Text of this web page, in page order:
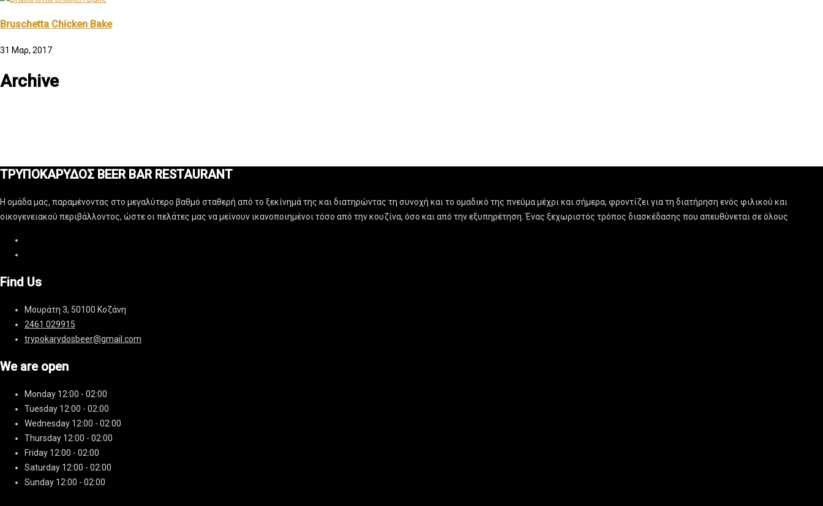
Bruschetta Chicken Bake
31 Μαρ, 2017
Archive
ΤΡΥΠΟΚΑΡΥΔΟΣ BEER BAR RESTAURANT
Η ομάδα μας, παραμένοντας στο μεγαλύτερο βαθμό σταθερή από το ξεκίνημά της και διατηρώντας τη συνοχή και το ομαδικό της πνεύμα μέχρι και σήμερα, φροντίζει για τη διατήρηση ενός φιλικού και
οικογενειακού περιβάλλοντος, ώστε οι πελάτες μας να μείνουν ικανοποιημένοι τόσο από την κουζίνα, όσο και από την εξυπηρέτηση. Ένας ξεχωριστός τρόπος διασκέδασης που απευθύνεται σε όλους
Find Us
Μουράτη 3, 50100 Κοζάνη
2461 029915
trypokarydosbeer@gmail.com
We are open
Monday 12:00 - 02:00
Tuesday 12:00 - 02:00
Wednesday 12:00 - 02:00
Thursday 12:00 - 02:00
Friday 12:00 - 02:00
Saturday 12:00 - 02:00
Sunday 12:00 - 02:00